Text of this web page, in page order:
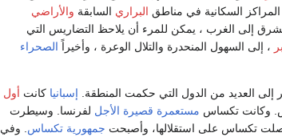
السكانية في مناطق البراري السابقة والأراضي
إلى الغرب ، يمكن للمرء أن يلاحظ التضاريس التي
، إلى السهول المنحدرة والتلال الوعرة ، وأخيراً الصحراء
إلى العديد من الدول التي حكمت المنطقة. إسبانيا كانت أول
وكانت تكساس مستعمرة قصيرة الأجل لفرنسا. وسيطرت
جمهورية تكساس . وفي